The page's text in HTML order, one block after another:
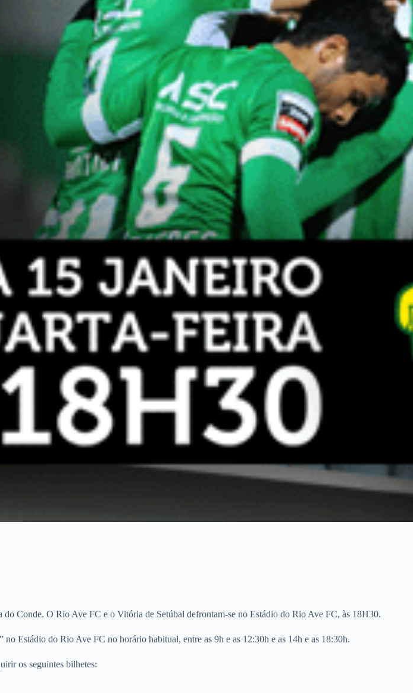
Conde. O Rio Ave FC e o Vitória de Setúbal defrontam-se no Estádio do Rio Ave FC, às 18H30.
Estádio do Rio Ave FC no horário habitual, entre as 9h e as 12:30h e as 14h e as 18:30h.
os seguintes bilhetes: